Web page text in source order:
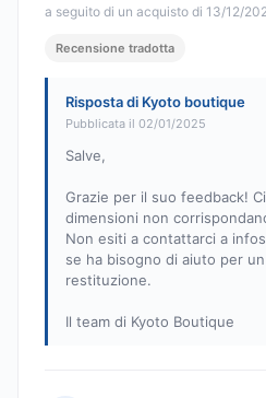
a seguito di un acquisto di 13/12/
Recensione tradotta
Risposta di Kyoto boutique
Pubblicata il 02/01/2025
Salve,
Grazie per il suo feedback!
dimensioni non
Non esiti a contattarci a
se ha bisogno di aiuto per
restituzione.
Il team di Kyoto Boutique